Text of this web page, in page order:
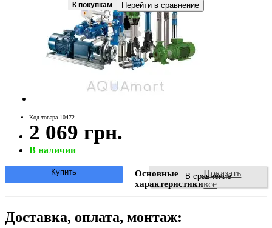
Код товара 10472
2 069 грн.
В наличии
В сравнение
Купить
Основные
характеристики
Показать
все
Доставка, оплата, монтаж:
К покупкам Перейти в сравнение